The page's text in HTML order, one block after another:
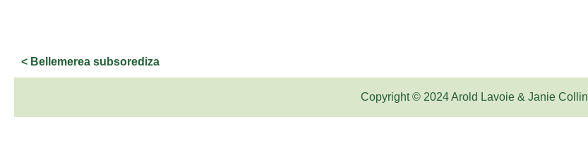
< Bellemerea subsorediza
Copyright © 2024 Arold Lavoie & Janie Collin